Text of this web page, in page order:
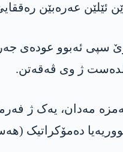
ئێلێن عه‌ره‌بێن
ئەبوو عودەی
ژ وی ڤەقەتن.
مەدان، یەک ژ
دەمۆکراتیک